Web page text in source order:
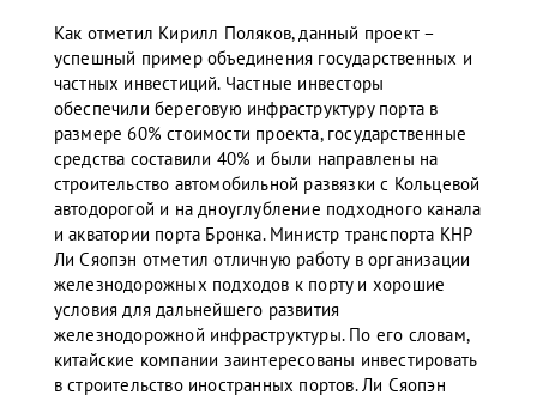
Как отметил Кирилл Поляков, данный проект –
успешный пример объединения государственных и
частных инвестиций. Частные инвесторы
обеспечили береговую инфраструктуру порта в
размере 60% стоимости проекта, государственные
средства составили 40% и были направлены на
строительство автомобильной развязки с Кольцевой
автодорогой и на дноуглубление подходного канала
и акватории порта Бронка. Министр транспорта КНР
Ли Сяопэн отметил отличную работу в организации
железнодорожных подходов к порту и хорошие
условия для дальнейшего развития
железнодорожной инфраструктуры. По его словам,
китайские компании заинтересованы инвестировать
в строительство иностранных портов. Ли Сяопэн